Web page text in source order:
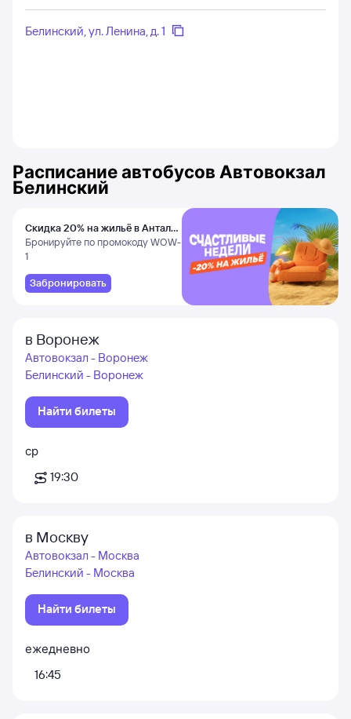
Белинский, ул. Ленина, д. 1
Расписание автобусов Автовокзал
Белинский
Скидка 20% на жильё в Анталье
и Даламане
Бронируйте по промокоду WOW-
1
Забронировать
в Воронеж
Автовокзал - Воронеж
Белинский - Воронеж
Найти билеты
ср
19:30
в Москву
Автовокзал - Москва
Белинский - Москва
Найти билеты
ежедневно
16:45